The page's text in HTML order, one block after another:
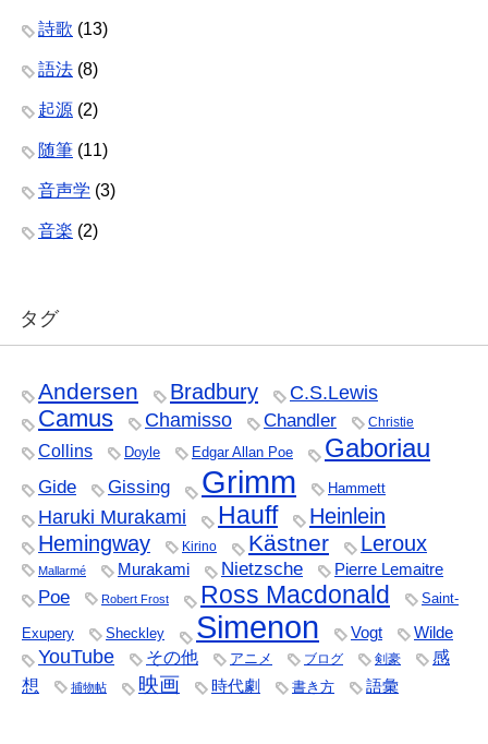
詩歌 (13)
語法 (8)
起源 (2)
随筆 (11)
音声学 (3)
音楽 (2)
タグ
Andersen Bradbury C.S.Lewis
Camus Chamisso Chandler Christie
Collins Doyle Edgar Allan Poe Gaboriau
Gide Gissing Grimm Hammett
Haruki Murakami Hauff
Heinlein
Hemingway
Kirino Kästner Leroux
Mallarmé Murakami Nietzsche Pierre Lemaitre
Poe Robert Frost Ross Macdonald Saint-
Exupery Sheckley Simenon Vogt Wilde
YouTube その他 アニメ ブログ 剣豪
感
想
捕物帖 映画 時代劇 書き方 語彙